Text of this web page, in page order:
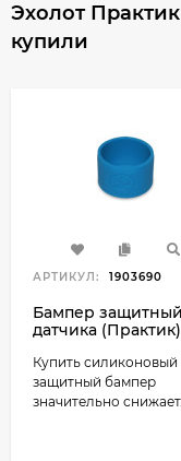
Эхолот
купили
АРТИКУЛ: 1903690
Бампер
датчика (Практик)
Купить силиконовый
защитный бампер
значительно